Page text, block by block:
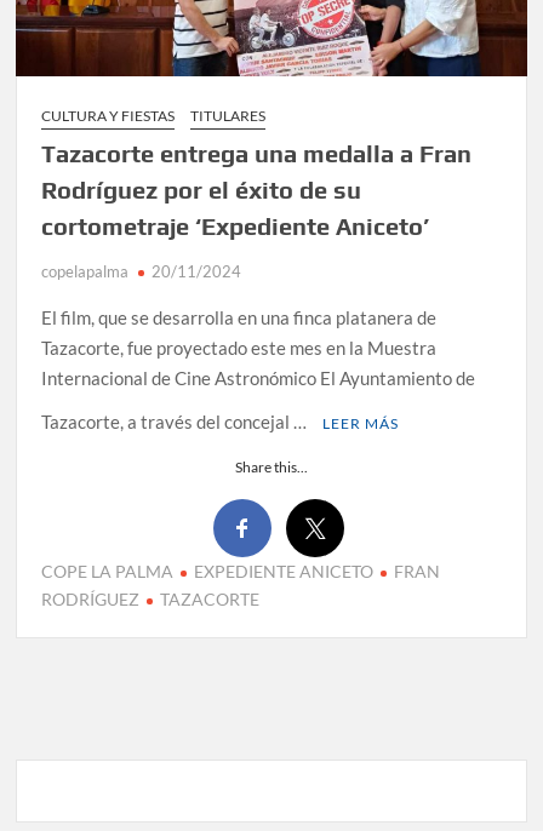
CULTURA Y FIESTAS TITULARES
Tazacorte entrega una medalla a Fran
Rodríguez por el éxito de su
cortometraje ‘Expediente Aniceto’
copelapalma 20/11/2024
El film, que se desarrolla en una finca platanera de
Tazacorte, fue proyectado este mes en la Muestra
Internacional de Cine Astronómico El Ayuntamiento de
Tazacorte, a través del concejal …
LEER MÁS
Share this...
COPE LA PALMA EXPEDIENTE ANICETO
FRAN
RODRÍGUEZ
TAZACORTE